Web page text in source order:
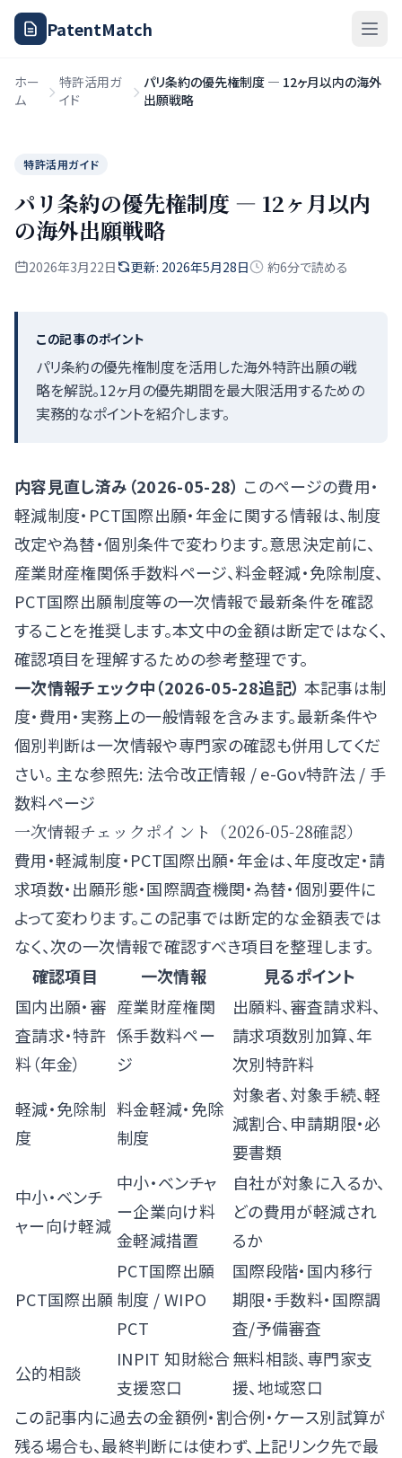
PatentMatch
ホー
ム
特許活用ガ
イド
パリ条約の優先権制度 — 12ヶ月以内の海外
出願戦略
特許活用ガイド
パリ条約の優先権制度 — 12ヶ月以内
の海外出願戦略
2026年3月22日 更新: 2026年5月28日 約6分で読める
この記事のポイント
パリ条約の優先権制度を活用した海外特許出願の戦
略を解説。12ヶ月の優先期間を最大限活用するための
実務的なポイントを紹介します。
内容見直し済み（2026-05-28） このページの費用・
軽減制度・PCT国際出願・年金に関する情報は、制度
改定や為替・個別条件で変わります。意思決定前に、
産業財産権関係手数料ページ、料金軽減・免除制度、
PCT国際出願制度等の一次情報で最新条件を確認
することを推奨します。本文中の金額は断定ではなく、
確認項目を理解するための参考整理です。
一次情報チェック中（2026-05-28追記） 本記事は制
度・費用・実務上の一般情報を含みます。最新条件や
個別判断は一次情報や専門家の確認も併用してくだ
さい。 主な参照先: 法令改正情報 /e-Gov特許法/ 手
数料ページ
一次情報チェックポイント（2026-05-28確認）
費用・軽減制度・PCT国際出願・年金は、年度改定・請
求項数・出願形態・国際調査機関・為替・個別要件に
よって変わります。この記事では断定的な金額表では
なく、次の一次情報で確認すべき項目を整理します。
確認項目
一次情報
見るポイント
国内出願・審
査請求・特許
料（年金）
産業財産権関
係手数料ペー
ジ
出願料、審査請求料、
請求項数別加算、年
次別特許料
軽減・免除制
度
料金軽減・免除
制度
対象者、対象手続、軽
減割合、申請期限・必
要書類
中小・ベンチ
ャー向け軽減
中小・ベンチャ
ー企業向け料
金軽減措置
自社が対象に入るか、
どの費用が軽減され
るか
PCT国際出願
PCT国際出願
制度 /WIPO
PCT
国際段階・国内移行
期限・手数料・国際調
査/予備審査
公的相談
INPIT 知財総合
支援窓口
無料相談、専門家支
援、地域窓口
この記事内に過去の金額例・割合例・ケース別試算が
残る場合も、最終判断には使わず、上記リンク先で最